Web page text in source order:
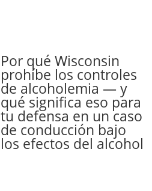
Por qué Wisconsin
prohíbe los controles
de alcoholemia — y
qué significa eso para
tu defensa en un caso
de conducción bajo
los efectos del alcohol